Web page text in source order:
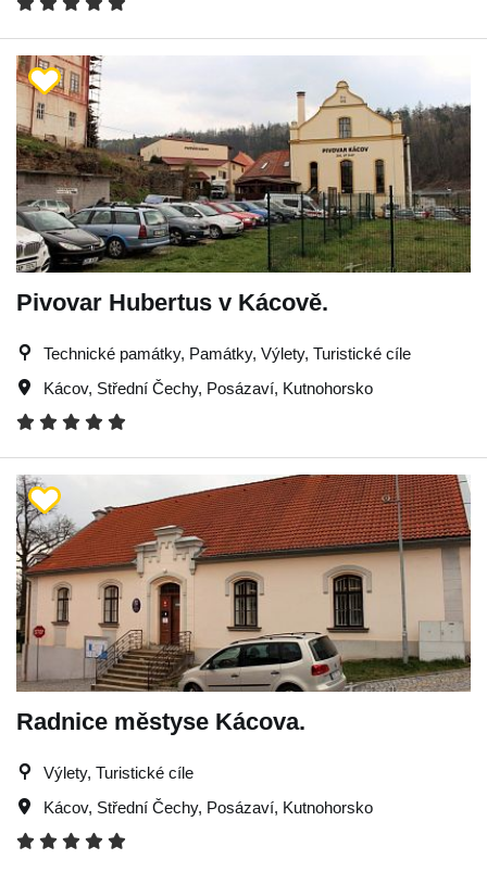
Pivovar Hubertus v Kácově.
Technické památky, Památky, Výlety, Turistické cíle
Kácov, Střední Čechy, Posázaví, Kutnohorsko
Radnice městyse Kácova.
Výlety, Turistické cíle
Kácov, Střední Čechy, Posázaví, Kutnohorsko